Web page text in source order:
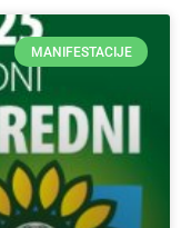
MANIFESTACIJE